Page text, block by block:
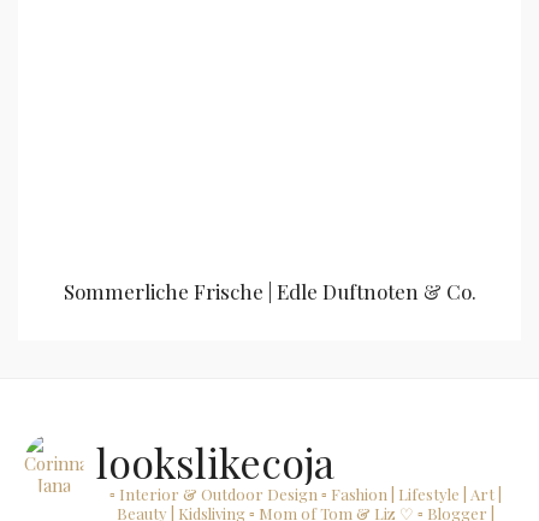
Sommerliche Frische | Edle Duftnoten & Co.
lookslikecoja
▫ Interior & Outdoor Design ▫ Fashion | Lifestyle | Art |
Beauty | Kidsliving▫ Mom of Tom & Liz ♡ ▫ Blogger |